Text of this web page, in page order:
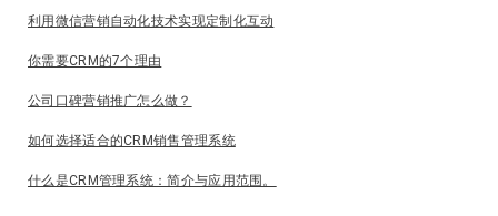
利用微信营销自动化技术实现定制化互动
你需要CRM的7个理由
公司口碑营销推广怎么做？
如何选择适合的CRM销售管理系统
什么是CRM管理系统：简介与应用范围。